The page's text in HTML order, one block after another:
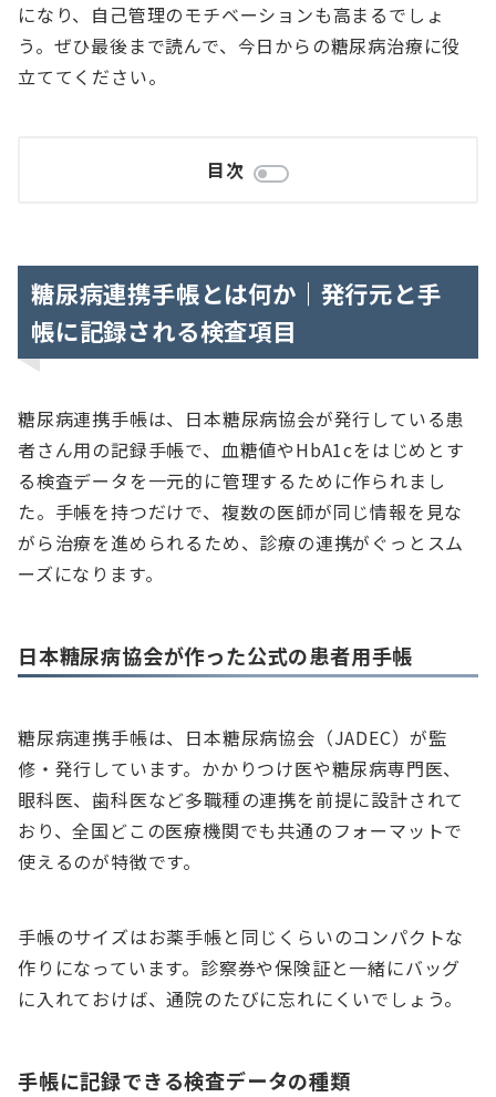
になり、自己管理のモチベーションも高まるでしょ
う。ぜひ最後まで読んで、今日からの糖尿病治療に役
立ててください。
目次
糖尿病連携手帳とは何か｜発行元と手
帳に記録される検査項目
糖尿病連携手帳は、日本糖尿病協会が発行している患
者さん用の記録手帳で、血糖値やHbA1cをはじめとす
る検査データを一元的に管理するために作られまし
た。手帳を持つだけで、複数の医師が同じ情報を見な
がら治療を進められるため、診療の連携がぐっとスム
ーズになります。
日本糖尿病協会が作った公式の患者用手帳
糖尿病連携手帳は、日本糖尿病協会（JADEC）が監
修・発行しています。かかりつけ医や糖尿病専門医、
眼科医、歯科医など多職種の連携を前提に設計されて
おり、全国どこの医療機関でも共通のフォーマットで
使えるのが特徴です。
手帳のサイズはお薬手帳と同じくらいのコンパクトな
作りになっています。診察券や保険証と一緒にバッグ
に入れておけば、通院のたびに忘れにくいでしょう。
手帳に記録できる検査データの種類